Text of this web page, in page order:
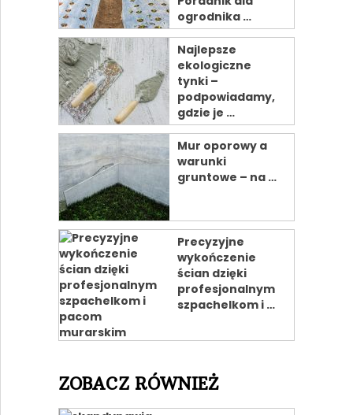
ogrodnika …
Najlepsze
ekologiczne
tynki –
podpowiadamy,
gdzie je …
Mur oporowy a
warunki
gruntowe – na …
Precyzyjne
wykończenie
ścian dzięki
profesjonalnym
szpachelkom i …
ZOBACZ RÓWNIEŻ